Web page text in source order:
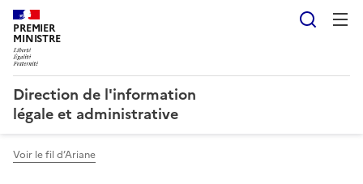
PREMIER
MINISTRE
Direction de l'information
légale et administrative
Voir le fil d’Ariane